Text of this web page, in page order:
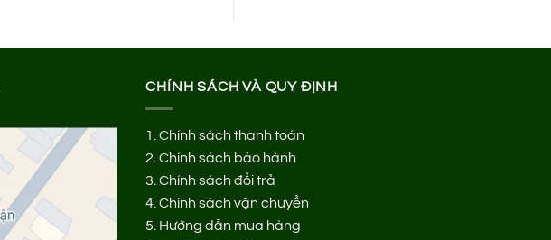
CHÍNH SÁCH VÀ QUY ĐỊNH
1.Chính sách thanh toán
2.Chính sách bảo hành
3.Chính sách đổi trả
4.Chính sách vận chuyển
5. Hướng dẫn mua hàng